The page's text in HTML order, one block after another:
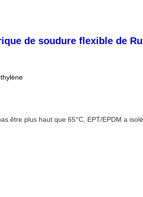
de soudure flexible de
être plus haut que 65°C, EPT/EPDM a